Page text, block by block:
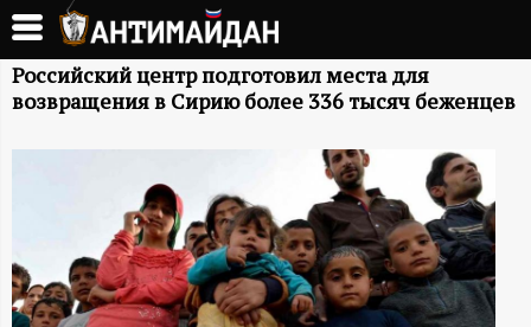
Перейти
основному
содержанию
А
М
Российский центр подготовил места для
возвращения в Сирию более 336 тысяч беженцев